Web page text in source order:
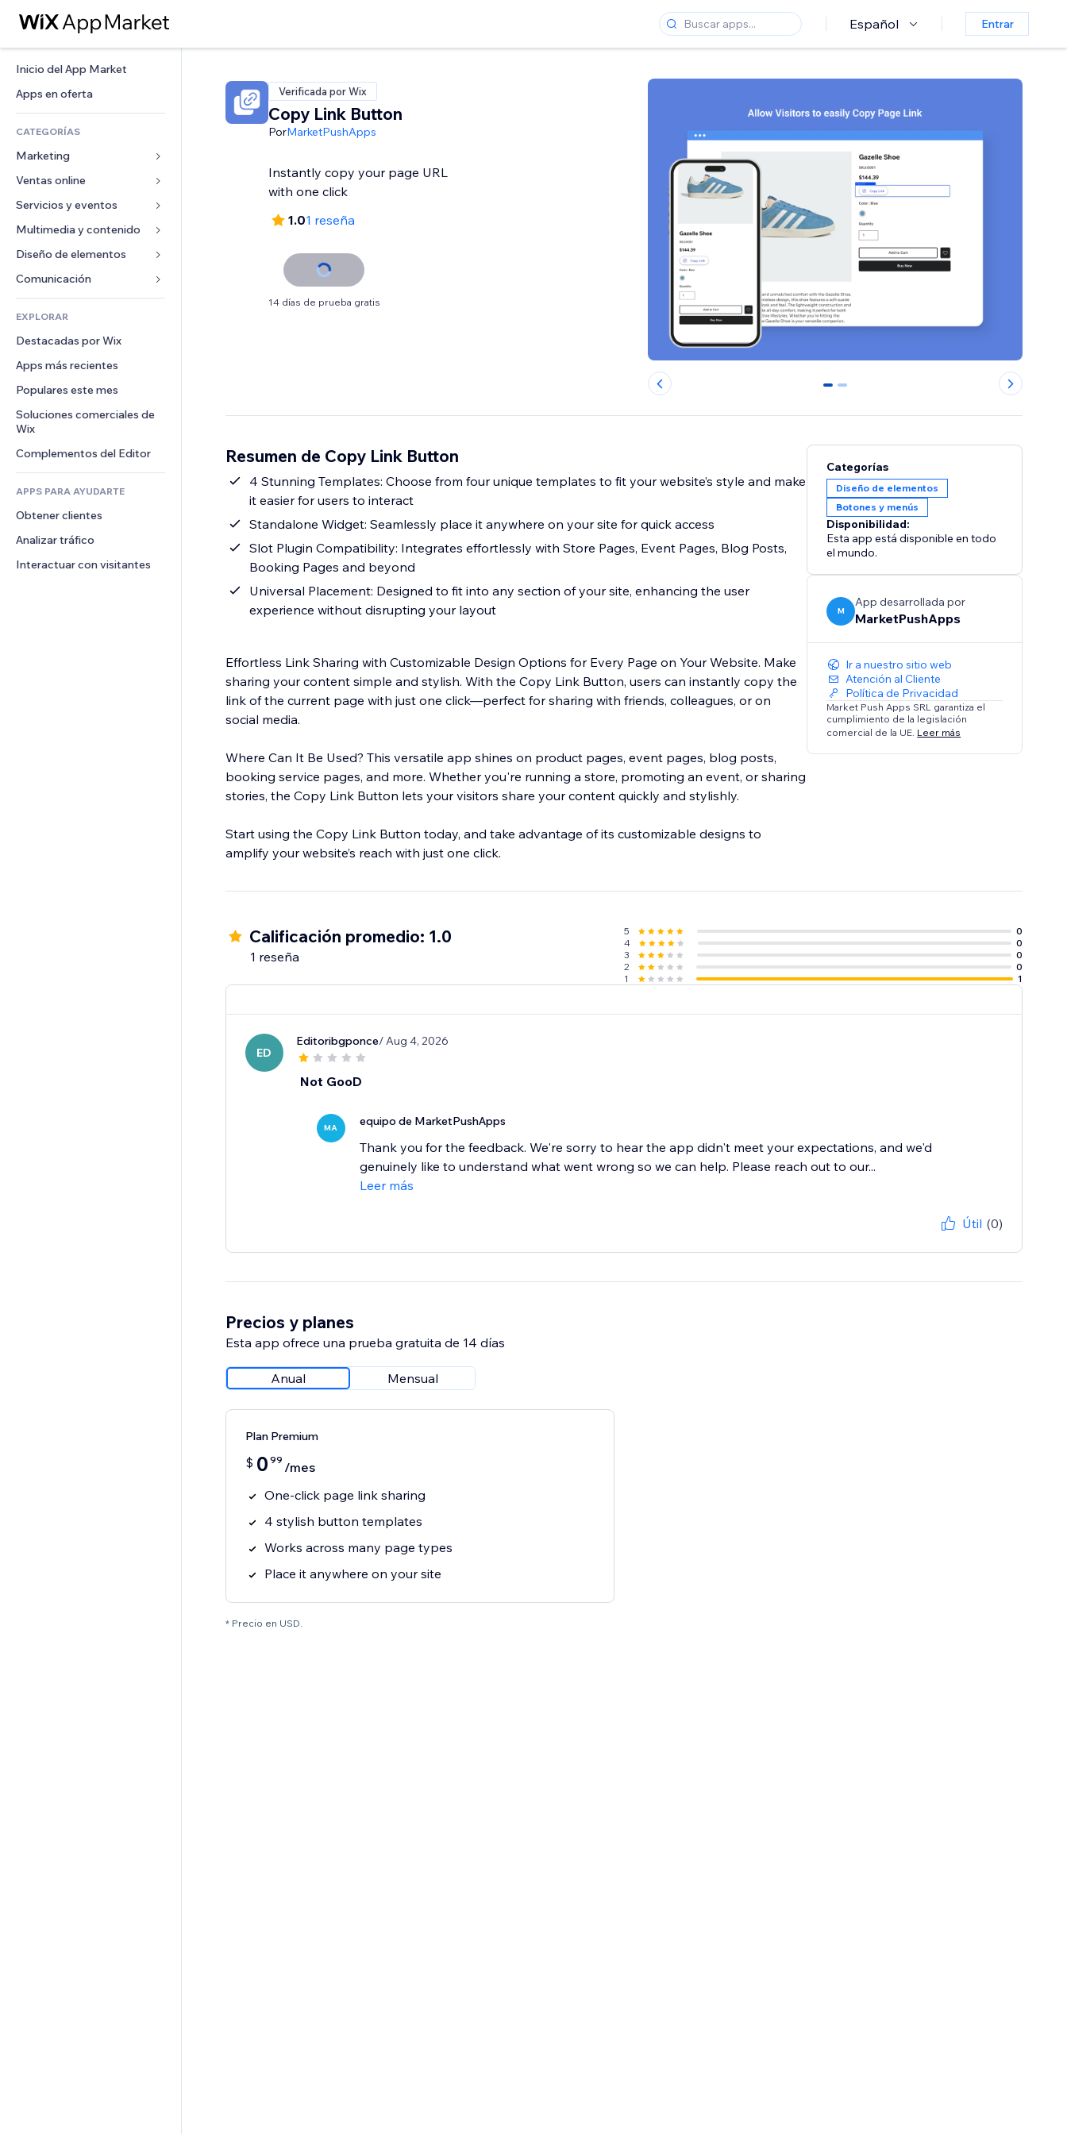
Español Entrar
Inicio del App Market
Apps en oferta
CATEGORÍAS
Marketing
Anuncios
Móvil
Analíticas
Anuncios del sitio
Email
Ventas online
Apps para tiendas
Envíos y entregas
Botones de venta
Contabilidad
Cupones y fidelización
Almacenamiento de mercancía
Crowdfunding
Alimentos y bebidas
Servicios y eventos
Hoteles
Eventos
Restaurantes
Inmobiliarias
Reservas
Multimedia y contenido
Galerías
Música
Pódcast
Fotografía
Video
PDF
Compartir archivos
Noticias
Servicios de contenido
Efectos de texto
Diseño de elementos
Mapas y navegación
Privacidad y seguridad
Reloj
Plantillas para páginas
Efectos de imágenes
Botones y menús
Banners e insignias
Calculadoras
Buscar
Formularios
Encuestas
Chat
Comentarios
Teléfono
Comunidad
Reseñas y testimonios
EXPLORAR
Destacadas por Wix
Apps más recientes
Populares este mes
Soluciones comerciales de
Wix
Complementos del Editor
APPS PARA AYUDARTE
Obtener clientes
Analizar tráfico
Interactuar con visitantes
Verificada por Wix
Copy Link Button
PorMarketPushApps
Instantly copy your page URL
with one click
1.01 reseña
14 días de prueba gratis
0 1
Resumen de Copy Link Button
4 Stunning Templates: Choose from four unique templates to fit your website’s style and make
it easier for users to interact
Standalone Widget: Seamlessly place it anywhere on your site for quick access
Slot Plugin Compatibility: Integrates effortlessly with Store Pages, Event Pages, Blog Posts,
Booking Pages and beyond
Universal Placement: Designed to fit into any section of your site, enhancing the user
experience without disrupting your layout
Effortless Link Sharing with Customizable Design Options for Every Page on Your Website. Make
sharing your content simple and stylish. With the Copy Link Button, users can instantly copy the
link of the current page with just one click—perfect for sharing with friends, colleagues, or on
social media.
Where Can It Be Used? This versatile app shines on product pages, event pages, blog posts,
booking service pages, and more. Whether you're running a store, promoting an event, or sharing
stories, the Copy Link Button lets your visitors share your content quickly and stylishly.
Start using the Copy Link Button today, and take advantage of its customizable designs to
amplify your website’s reach with just one click.
Categorías
Diseño de elementos
Botones y menús
Disponibilidad:
Esta app está disponible en todo
el mundo.
M
App desarrollada por
MarketPushApps
Ir a nuestro sitio web
Atención al Cliente
Política de Privacidad
Market Push Apps SRL garantiza el
cumplimiento de la legislación
comercial de la UE. Leer más
Calificación promedio: 1.0
1 reseña
5
0
4
0
3
0
2
0
1
1
ED
Editoribgponce/ Aug 4, 2026
Not GooD
MA equipo de MarketPushApps
Thank you for the feedback. We're sorry to hear the app didn't meet your expectations, and we'd
genuinely like to understand what went wrong so we can help. Please reach out to our...
Leer más
Útil (0)
Precios y planes
Esta app ofrece una prueba gratuita de 14 días
Anual Mensual
Plan Premium
$ 0 99 /mes
One-click page link sharing
4 stylish button templates
Works across many page types
Place it anywhere on your site
* Precio en USD.